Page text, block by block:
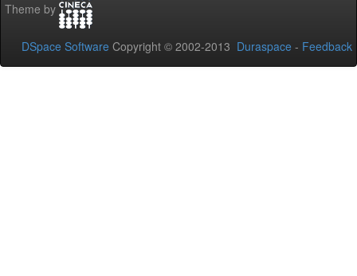
Theme by
DSpace Software Copyright © 2002-2013 Duraspace - Feedback